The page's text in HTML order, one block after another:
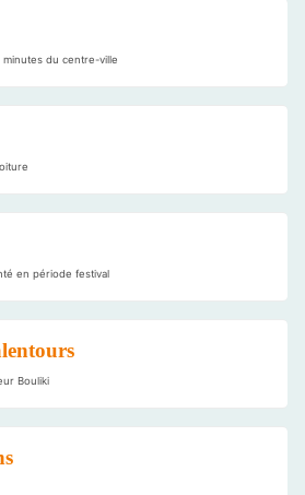
minutes du centre-ville
en période festival
Bouliki